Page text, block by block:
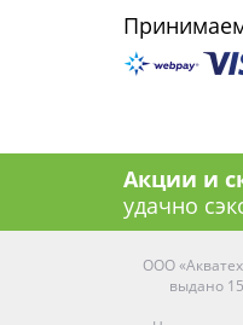
Акции и
удачно
ООО
выдано